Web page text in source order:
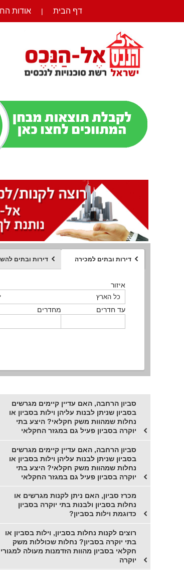
דף הבית | אודות
דירות ובתים למכירה דירות ובתים
איזור
מחדרים עד חדרים
איזור
מחדרים עד חדרים
איזור
מחדרים עד חדרים
איזור
סוג הנכס
סוג הנכס
איזור
מחדרים עד חדרים
איזור
סוג הנכס
סביון הרחבה, האם עדיין קיימים מגרשים
בסביון שניתן לבנות עליהן וילות בסביון או
נחלות שמהוות משק חקלאי? היצע בתי
יוקרה בסביון פעיל גם במגזר החקלאי
סביון הרחבה, האם עדיין קיימים מגרשים
בסביון שניתן לבנות עליהן וילות בסביון או
נחלות שמהוות משק חקלאי? היצע בתי
יוקרה בסביון פעיל גם במגזר החקלאי
מכרז סביון, האם ניתן לקנות מגרשים או
נחלות בסביון ולבנות בתי יוקרה בסביון
כדוגמת וילות בסביון?
רוצים לקנות נחלות בסביון, וילות בסביון או
בתי יוקרה בסביון? נחלות שכוללות משק
חקלאי בסביון מהוות הזדמנות מעולה למגורי
יוקרה